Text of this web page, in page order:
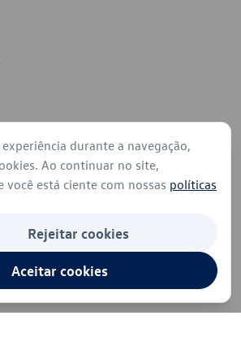
durante a navegação,
Ao continuar no site,
você está ciente com nossas políticas
Rejeitar cookies
Aceitar cookies